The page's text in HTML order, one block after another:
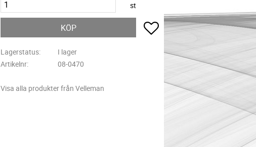
st
KÖP Lägg till i favoriter
Lagerstatus
I lager
Artikelnr
08-0470
Visa alla produkter från Velleman